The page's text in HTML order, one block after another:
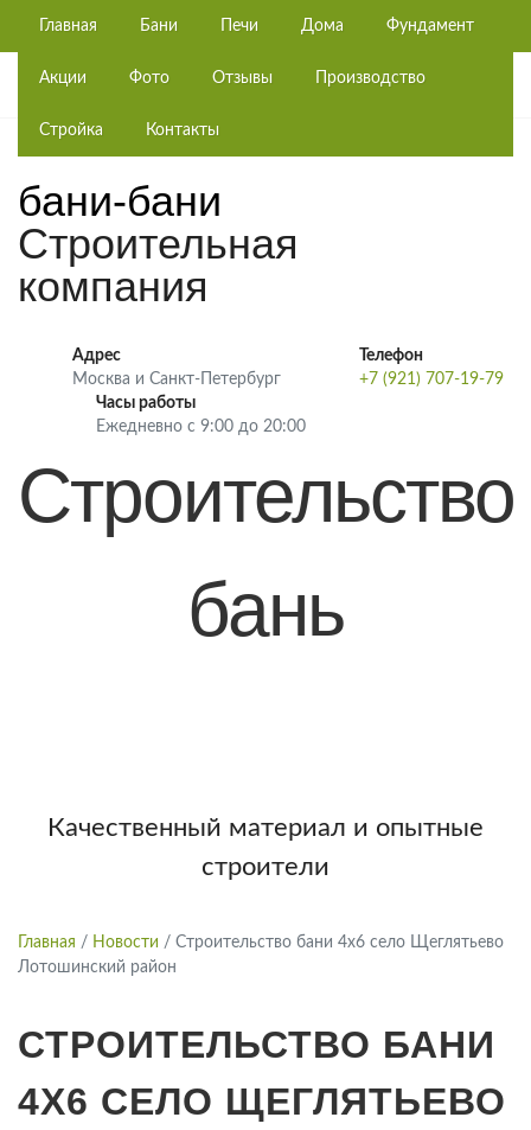
Главная Бани Печи Дома Фундамент
Акции Фото Отзывы Производство
Стройка Контакты
бани-бани
Строительная
компания
Адрес
Москва и Санкт-Петербург
Телефон
+7 (921) 707-19-79
Часы работы
Ежедневно с 9:00 до 20:00
Строительство
бань
Качественный материал и опытные
строители
Главная / Новости / Строительство бани 4х6 село Щеглятьево
Лотошинский район
СТРОИТЕЛЬСТВО БАНИ
4Х6 СЕЛО ЩЕГЛЯТЬЕВО